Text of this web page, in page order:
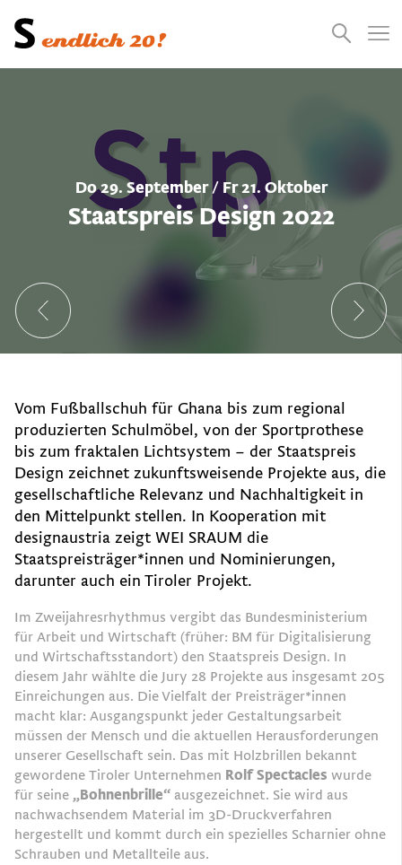
Presse Suchen
Do 29. September / Fr 21. Oktober
Staatspreis Design 2022
Vom Fußballschuh für Ghana bis zum regional
produzierten Schulmöbel, von der Sportprothese
bis zum fraktalen Lichtsystem – der Staatspreis
Design zeichnet zukunftsweisende Projekte aus, die
gesellschaftliche Relevanz und Nachhaltigkeit in
den Mittelpunkt stellen. In Kooperation mit
designaustria zeigt WEI SRAUM die
Staatspreisträger*innen und Nominierungen,
darunter auch ein Tiroler Projekt.
Im Zweijahresrhythmus vergibt das Bundesministerium
für Arbeit und Wirtschaft (früher: BM für Digitalisierung
und Wirtschaftsstandort) den Staatspreis Design. In
diesem Jahr wählte die Jury 28 Projekte aus insgesamt 205
Einreichungen aus. Die Vielfalt der Preisträger*innen
macht klar: Ausgangspunkt jeder Gestaltungsarbeit
müssen der Mensch und die aktuellen Herausforderungen
unserer Gesellschaft sein. Das mit Holzbrillen bekannt
gewordene Tiroler Unternehmen Rolf Spectacles wurde
für seine „Bohnenbrille“ ausgezeichnet. Sie wird aus
nachwachsendem Material im 3D-Druckverfahren
hergestellt und kommt durch ein spezielles Scharnier ohne
Schrauben und Metallteile aus.